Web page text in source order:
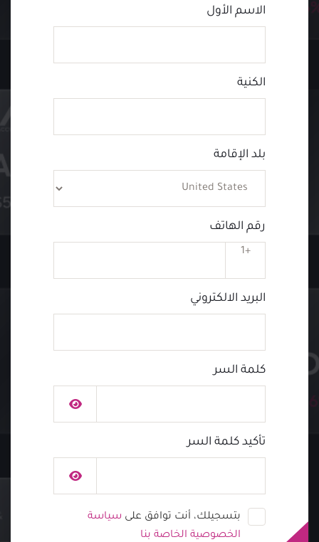
الاسم الأول
الكنية
بلد الإقامة
رقم الهاتف
+1
البريد الالكتروني
كلمة السر
تأكيد كلمة السر
بتسجيلك، أنت توافق على سياسة
الخصوصية الخاصة بنا